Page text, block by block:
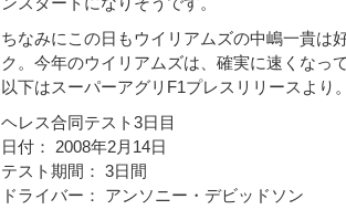
ちなみにこの日もウイリアムズの中嶋一貴は
ク。今年のウイリアムズは、確実に速くなっ
以下はスーパーアグリF1プレスリリースより
ヘレス合同テスト3日目
日付： 2008年2月14日
テスト期間： 3日間
ドライバー： アンソニー・デビッドソン